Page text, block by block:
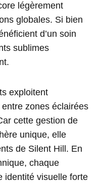
légèrement
globales. Si bien
d’un soin
sublimes
exploitent
zones éclairées
cette gestion de
unique, elle
de Silent Hill. En
chaque
identité visuelle forte